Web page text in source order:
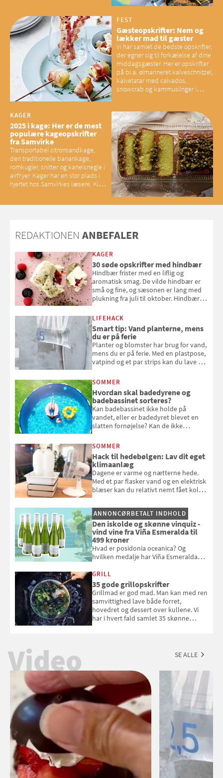
have konsekvenser for vores
sociale fællesskaber
FEST
Gæsteopskrifter: Nem og
lækker mad til gæster
Vi har samlet de bedste opskrifter,
der egner sig til forkælelse af dine
middagsgæster. Her er opskrifter
på bl.a. ølmarineret kalveschnitzel,
kalvetatar med calvados,
snowcrab og kammuslinger i
KAGER
2025 i kage: Her er de mest
populære kageopskrifter
fra Samvirke
Transportabel citronsandkage,
den traditionelle banankage,
romkugler, snitter og kanelsnegle i
airfryer. Kager har en stor plads i
hjertet hos Samvirkes læsere. Kig
REDAKTIONEN ANBEFALER
KAGER
30 søde opskrifter med hindbær
Hindbær frister med en liflig og
aromatisk smag. De vilde hindbær er
små og fine, og sæsonen er lang med
plukning fra juli til oktober. Hindbær
kan bruge dine hindbær i alt fra
bagværk og salater til is og syltning.
LIFEHACK
Smart tip: Vand planterne, mens
du er på ferie
Planter og blomster har brug for vand,
mens du er på ferie. Med en plastpose,
vatpind og et par strips kan du lave dit
at bede naboen om at vande eller
komme hjem til døde planter
SOMMER
Hvordan skal badedyrene og
badebassinet sorteres?
Kan badebassinet ikke holde på
vandet, eller er badedyret blevet en
slatten fornøjelse? Kan de ikke
opmærksom, når du smider
badebassinet eller et badedyr ud
SOMMER
Hack til hedebølgen: Lav dit eget
klimaanlæg
Dagene er varme og nætterne hede.
Med et par flasker vand og en elektrisk
blæser kan du relativt nemt fået koldt
og se, hvordan du gør
ANNONCØRBETALT INDHOLD
Den iskolde og skønne vinquiz -
vind vine fra Viña Esmeralda til
499 kroner
Hvad er posidonia oceanica? Og
hvilken medalje har Viña Esmeralda
med i Samvirkes skønne vinquiz, hvor
du kan vinde 6 flasker vin fra Viña
Esmeralda. Konkurrencen slutter 1.
september 2026.
GRILL
35 gode grillopskrifter
Grillmad er god mad. Man kan med ren
samvittighed lave både forret,
hovedret og dessert over kullene. Vi
har i hvert fald samlet 35 skønne
Video SE ALLE